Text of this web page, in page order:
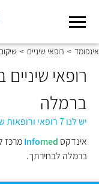
אינפומד > רופאי שיניים >
רופאי
ברמלה
יש לנו 7 רופאי ורופאות שיניים באתר
אינדקס
Infomed
מרכז
ברמלה לבחירתך.